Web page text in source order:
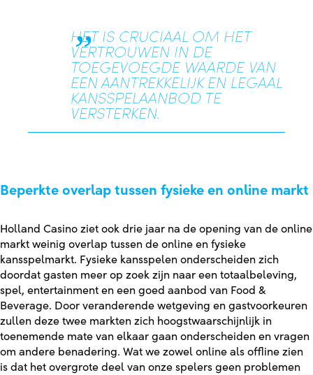
HET IS CRUCIAAL OM HET
VERTROUWEN IN DE
TOEGEVOEGDE WAARDE VAN
EEN AANTREKKELIJK EN LEGAAL
KANSSPELAANBOD TE
VERSTERKEN.
Beperkte overlap tussen fysieke en online markt
Holland Casino ziet ook drie jaar na de opening van de online
markt weinig overlap tussen de online en fysieke
kansspelmarkt. Fysieke kansspelen onderscheiden zich
doordat gasten meer op zoek zijn naar een totaalbeleving,
spel, entertainment en een goed aanbod van Food &
Beverage. Door veranderende wetgeving en gastvoorkeuren
zullen deze twee markten zich hoogstwaarschijnlijk in
toenemende mate van elkaar gaan onderscheiden en vragen
om andere benadering. Wat we zowel online als offline zien
is dat het overgrote deel van onze spelers geen problemen